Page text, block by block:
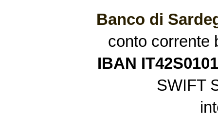
Banco di
conto corrente
IBAN
SWIFT